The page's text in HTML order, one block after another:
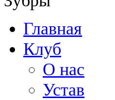
Главная
Клуб
О нас
Устав